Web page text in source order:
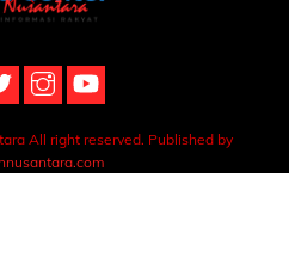
To
All right reserved. Published by